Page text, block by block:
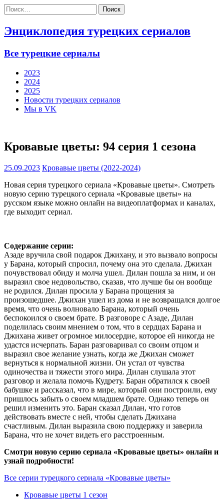
Найти:
Энциклопедия турецких сериалов
Все турецкие сериалы
2023
2024
2025
Новости турецких сериалов
Мы в VK
Кровавые цветы: 94 серия 1 сезона
25.09.2023 Кровавые цветы (2022-2024)
Новая серия турецкого сериала «Кровавые цветы». Смотреть
новую серию турецкого сериала «Кровавые цветы» на
русском языке можно онлайн на видеоплатформах и каналах,
где выходит сериал.
Содержание серии:
Азаде вручила свой подарок Джихану, и это вызвало вопросы
у Барана, который спросил, почему она это сделала. Джихан
почувствовал обиду и молча ушел. Дилан пошла за ним, и он
выразил свое недовольство, сказав, что лучше бы он вообще
не родился. Дилан просила у Барана прощения за
произошедшее. Джихан ушел из дома и не возвращался долгое
время, что очень волновало Барана, который очень
беспокоился о своем брате. В разговоре с Азаде, Дилан
поделилась своим мнением о том, что в сердцах Барана и
Джихана живет огромное милосердие, которое ей никогда не
удастся исчерпать. Баран разговаривал со своим отцом и
выразил свое желание узнать, когда же Джихан сможет
вернуться к нормальной жизни. Он устал от чувства
одиночества и тяжести этого мира. Дилан слушала этот
разговор и желала помочь Кудрету. Баран обратился к своей
бабушке и рассказал, что в мире, который они построили, ему
пришлось забыть о своем младшем брате. Однако теперь он
решил изменить это. Баран сказал Дилан, что готов
действовать вместе с ней, чтобы сделать Джихана
счастливым. Дилан выразила свою поддержку и заверила
Барана, что не хочет видеть его расстроенным.
Смотри новую серию сериала «Кровавые цветы» онлайн и
узнай подробности!
Все серии турецкого сериала «Кровавые цветы»
Кровавые цветы 1 сезон